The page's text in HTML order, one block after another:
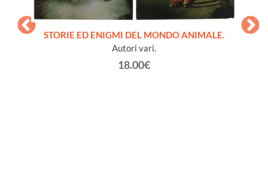
STORIE ED ENIGMI DEL MONDO ANIMALE.
Autori vari.
18.00€